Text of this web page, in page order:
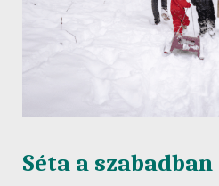
Séta a szabadban